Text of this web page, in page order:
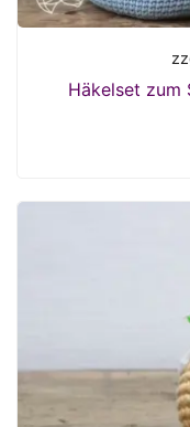
Häkelset zum